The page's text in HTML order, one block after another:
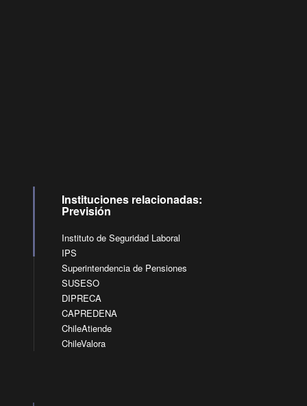
Instituciones relacionadas:
Previsión
Instituto de Seguridad Laboral
IPS
Superintendencia de Pensiones
SUSESO
DIPRECA
CAPREDENA
ChileAtiende
ChileValora